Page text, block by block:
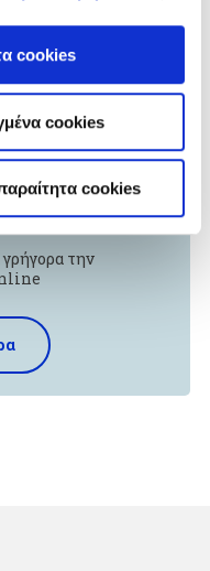
cookies
cookies
cookies
την